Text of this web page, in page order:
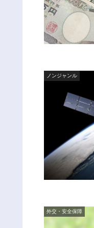
ノンジャンル
外交・安全保障